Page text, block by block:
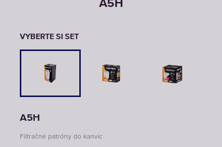
A5H
VYBERTE SI SET
A5H
Filtračné patróny do kanvíc